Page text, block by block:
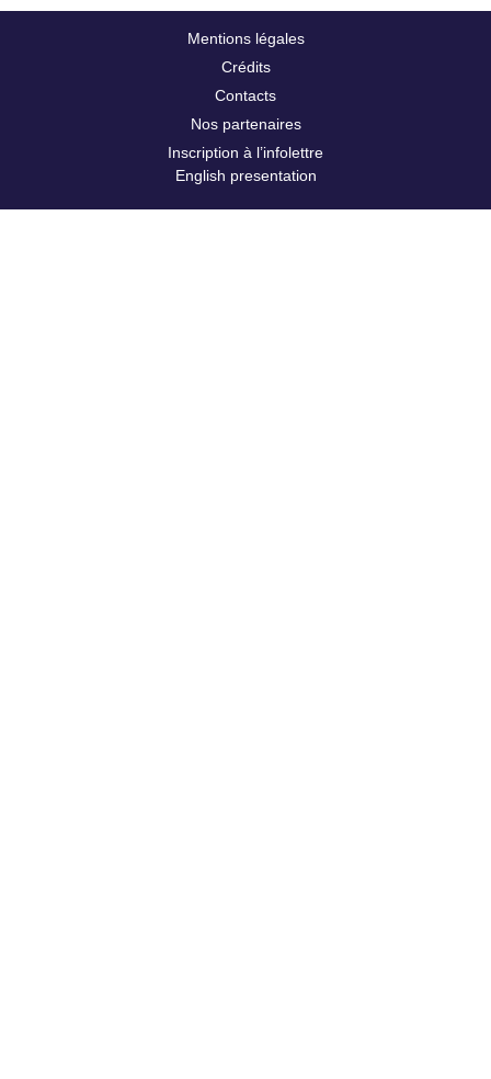
Mentions légales
Crédits
Contacts
Nos partenaires
Inscription à l’infolettre
English presentation